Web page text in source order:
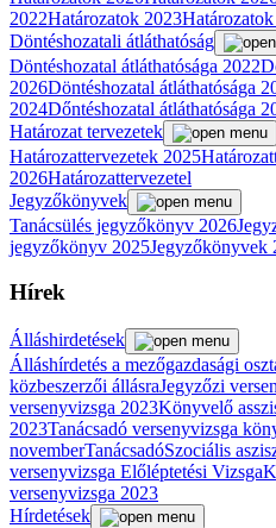
2022Határozatok 2023
Döntéshozatali átláthatóság
Döntéshozatal átláthatósága 2022
2026Döntéshozatal átláthatósága
2024Dőntéshozatal átláthatósága
Határozat tervezetek
Határozattervezetek 2025
2026Határozattervezetel
Jegyzőkönyvek
Tanácsülés jegyzőkönyv 2026
jegyzőkönyv 2025Jegyzőkönyvek
Hírek
Álláshirdetések
Álláshírdetés a mezőgazdasági
közbeszerzői állásraJegyzőzi
versenyvizsga 2023Könyvelő
2023Tanácsadó versenyvizsga
novemberTanácsadóSzociális
versenyvizsga Előléptetési Vizsga
versenyvizsga 2023
Hírdetések